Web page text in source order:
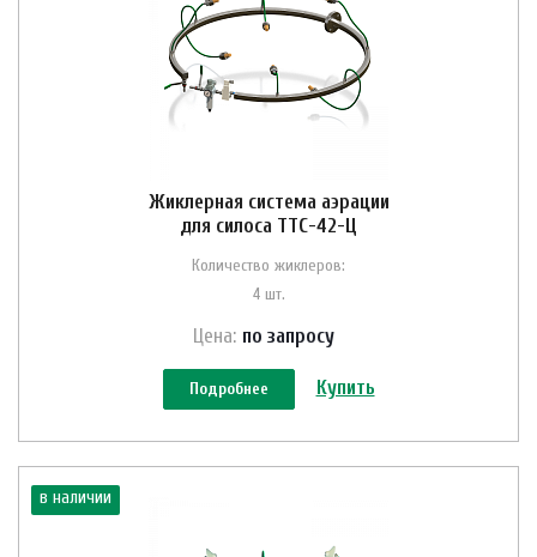
Жиклерная система аэрации
для силоса ТТС-42-Ц
Количество жиклеров:
4 шт.
Цена: по запросу
Подробнее Купить
в наличии